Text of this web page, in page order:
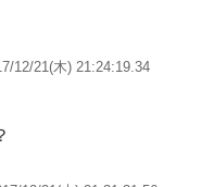
12/21(木) 21:24:19.34